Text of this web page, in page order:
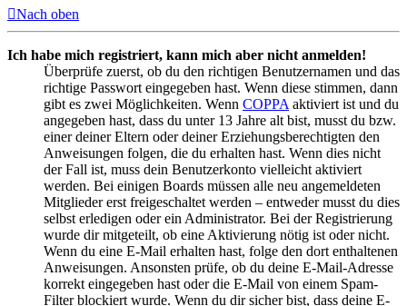
Nach oben
Ich habe mich registriert, kann mich aber nicht anmelden!
Überprüfe zuerst, ob du den richtigen Benutzernamen und das
richtige Passwort eingegeben hast. Wenn diese stimmen, dann
gibt es zwei Möglichkeiten. Wenn COPPA aktiviert ist und du
angegeben hast, dass du unter 13 Jahre alt bist, musst du bzw.
einer deiner Eltern oder deiner Erziehungsberechtigten den
Anweisungen folgen, die du erhalten hast. Wenn dies nicht
der Fall ist, muss dein Benutzerkonto vielleicht aktiviert
werden. Bei einigen Boards müssen alle neu angemeldeten
Mitglieder erst freigeschaltet werden – entweder musst du dies
selbst erledigen oder ein Administrator. Bei der Registrierung
wurde dir mitgeteilt, ob eine Aktivierung nötig ist oder nicht.
Wenn du eine E-Mail erhalten hast, folge den dort enthaltenen
Anweisungen. Ansonsten prüfe, ob du deine E-Mail-Adresse
korrekt eingegeben hast oder die E-Mail von einem Spam-
Filter blockiert wurde. Wenn du dir sicher bist, dass deine E-